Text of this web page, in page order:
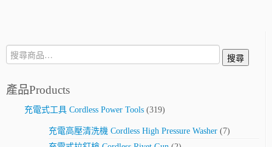
搜
尋:
搜尋
產品Products
充電式工具 Cordless Power Tools (319)
充電高壓清洗機 Cordless High Pressure Washer (7)